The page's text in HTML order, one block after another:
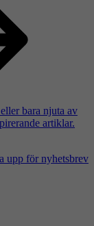
bara njuta av
artiklar.
upp för nyhetsbrev